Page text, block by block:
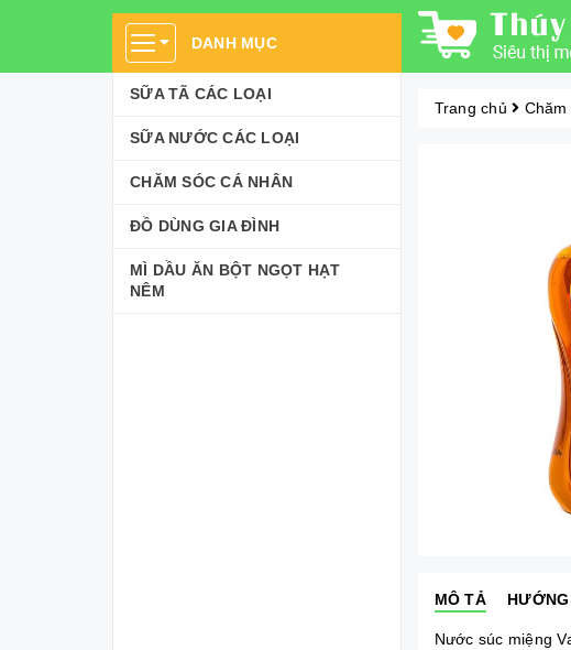
DANH MỤC
SỮA TÃ CÁC LOẠI
SỮA NƯỚC CÁC LOẠI
CHĂM SÓC CÁ NHÂN
ĐỒ DÙNG GIA ĐÌNH
MÌ DẦU ĂN BỘT NGỌT HẠT
NÊM
Trang chủ Chăm
MÔ TẢ
Nước súc miệng